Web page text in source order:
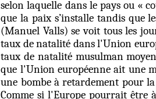
selon laquelle dans le pays ou «
que la paix s’installe tandis que
(Manuel Valls) se voit tous les
taux de natalité dans l'Union
taux de natalité musulman
que l'Union européenne ait une
une bombe à retardement pour
Comme si l'Europe pourrait être